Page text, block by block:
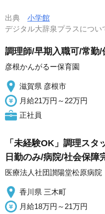
出典 小学館
デジタル大辞泉プラスにつ
調理師/早期入職可/常勤
彦根かんがるー保育園
滋賀県 彦根市
月給21万円～22万円
正社員
「未経験OK」調理ス
日勤のみ/病院/社会保障
医療法人社団讃陽堂松原病院
香川県 三木町
月給18万円～21万円